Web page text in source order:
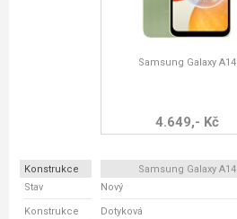
Samsung Galaxy A14
4.649,- Kč
Konstrukce Samsung Galaxy A14
Stav
Nový
Konstrukce Dotyková